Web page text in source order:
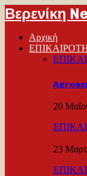
Βερενίκη
Αρχική
20
23